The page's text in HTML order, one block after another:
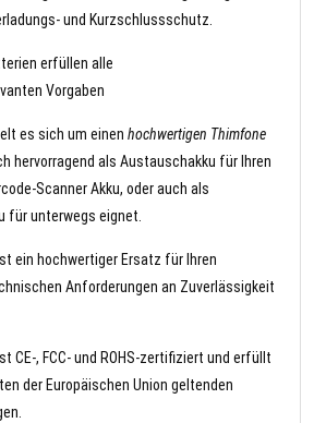
und Kurzschlussschutz.
erfüllen alle
Vorgaben
es sich um einen hochwertigen Thimfone
hervorragend als Austauschakku für Ihren
Scanner Akku, oder auch als
für unterwegs eignet.
ein hochwertiger Ersatz für Ihren
Anforderungen an Zuverlässigkeit
CE-, FCC- und ROHS-zertifiziert und erfüllt
der Europäischen Union geltenden